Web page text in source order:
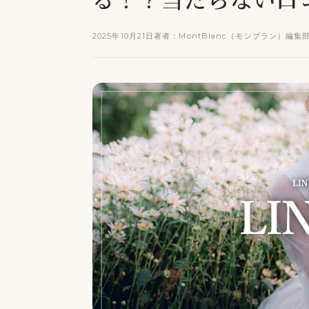
2025年10月21日著者：MontBlanc（モンブラン）編集